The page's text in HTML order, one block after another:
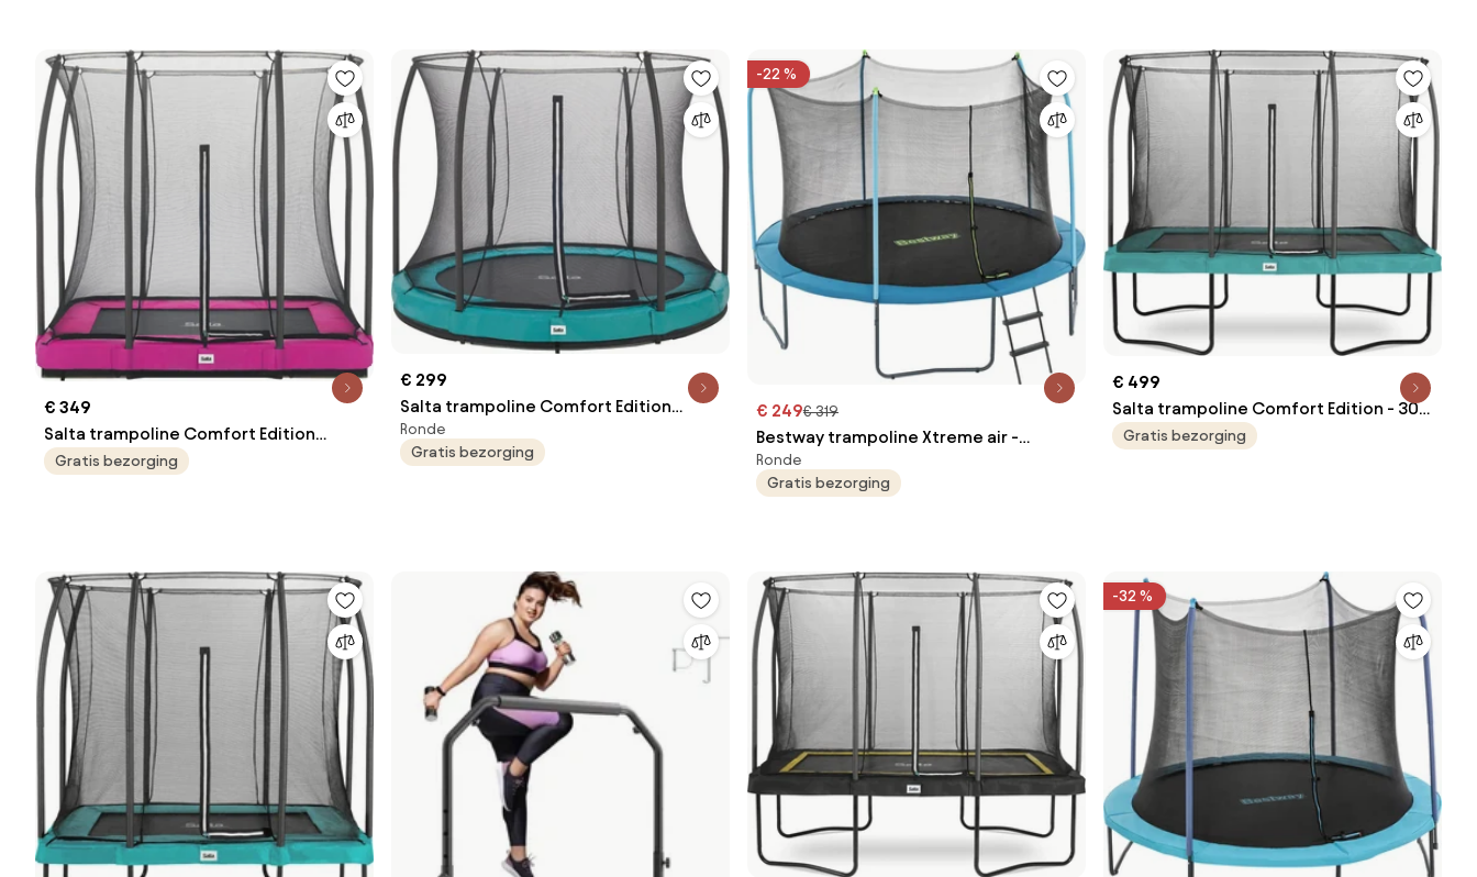
€ 349
Salta trampoline Comfort Edition
Ground - 214 x 153 cm - Rechthoekig -
Gratis bezorging
€ 299
Salta trampoline Comfort Edition
Ground - Diameter 213 cm - Rond -
Groen
Ronde
Gratis bezorging
-22 %
€ 249€ 319
Bestway trampoline Xtreme air -
Diameter 366cm - rond - blauw
Ronde
Gratis bezorging
€ 499
Salta trampoline Comfort Edition - 305
x 214 cm - Rechthoekig - Groen
Gratis bezorging
-32 %